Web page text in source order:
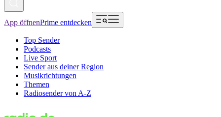
App öffnenPrime entdecken
Top Sender
Podcasts
Live Sport
Sender aus deiner Region
Musikrichtungen
Themen
Radiosender von A-Z